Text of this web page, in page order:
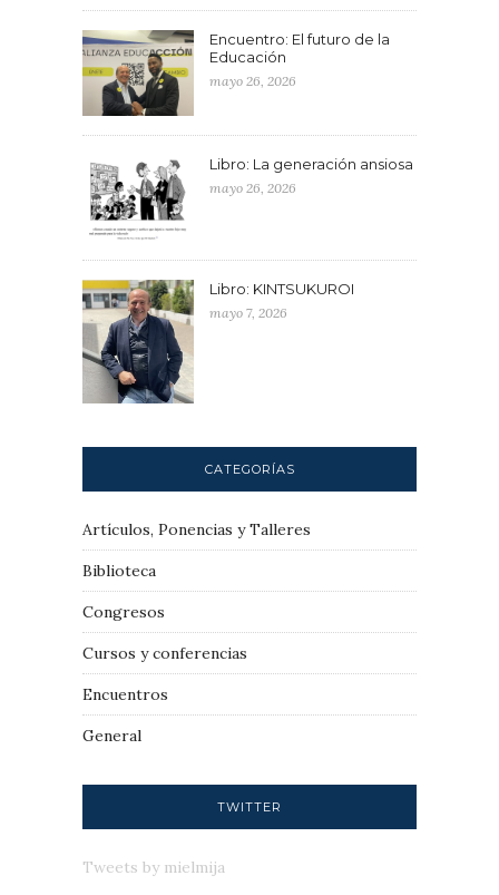
Encuentro: El futuro de la
Educación
mayo 26, 2026
Libro: La generación ansiosa
mayo 26, 2026
Libro: KINTSUKUROI
mayo 7, 2026
CATEGORÍAS
Artículos, Ponencias y Talleres
Biblioteca
Congresos
Cursos y conferencias
Encuentros
General
TWITTER
Tweets by mielmija